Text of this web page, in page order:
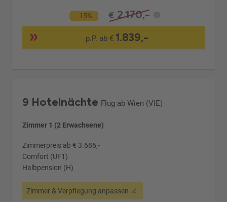
-15% € 2.170,-
p.P. ab €1.839,-
9 Hotelnächte Flug ab Wien (VIE)
Zimmer 1 (2 Erwachsene)
Zimmerpreis ab € 3.686,-
Comfort (UF1)
Halbpension (H)
Zimmer & Verpflegung anpassen